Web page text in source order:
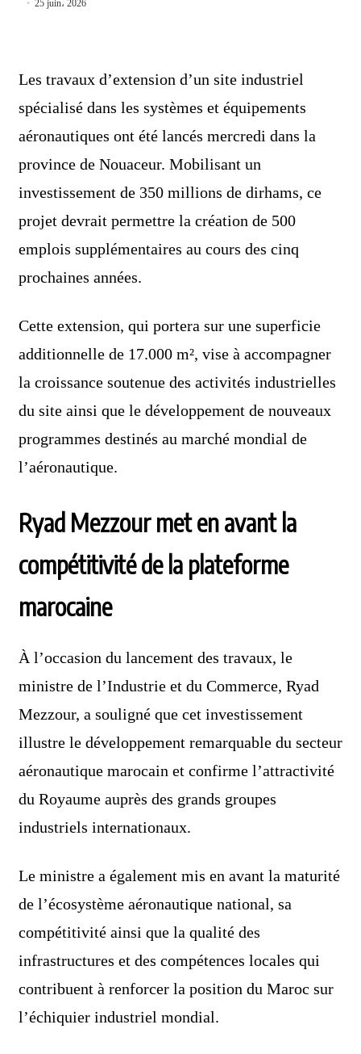
25 juin، 2026
Les travaux d’extension d’un site industriel
spécialisé dans les systèmes et équipements
aéronautiques ont été lancés mercredi dans la
province de Nouaceur. Mobilisant un
investissement de 350 millions de dirhams, ce
projet devrait permettre la création de 500
emplois supplémentaires au cours des cinq
prochaines années.
Cette extension, qui portera sur une superficie
additionnelle de 17.000 m², vise à accompagner
la croissance soutenue des activités industrielles
du site ainsi que le développement de nouveaux
programmes destinés au marché mondial de
l’aéronautique.
Ryad Mezzour met en avant la
compétitivité de la plateforme
marocaine
À l’occasion du lancement des travaux, le
ministre de l’Industrie et du Commerce, Ryad
Mezzour, a souligné que cet investissement
illustre le développement remarquable du secteur
aéronautique marocain et confirme l’attractivité
du Royaume auprès des grands groupes
industriels internationaux.
Le ministre a également mis en avant la maturité
de l’écosystème aéronautique national, sa
compétitivité ainsi que la qualité des
infrastructures et des compétences locales qui
contribuent à renforcer la position du Maroc sur
l’échiquier industriel mondial.